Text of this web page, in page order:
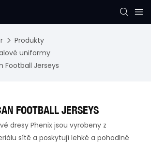
Produkty
uniformy
Football Jerseys
FOOTBALL JERSEYS
dresy Phenix jsou vyrobeny z
sítě a poskytují lehké a pohodlné